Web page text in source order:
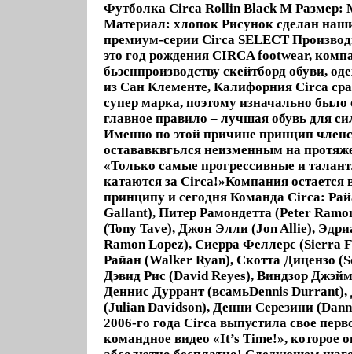
Футболка Circa Rollin Black M Размер:
Материал: хлопок Рисунок сделан
премиум-серии Circa SELECT
это год рождения CIRCA footwear,
бьэснпроизводству скейтборд обуви,
из Сан Клементе, Калифорния Circa
супер марка, поэтому изначально было
главное правило – лучшая обувь для
Именно по этой причине принцип
остававквгьлся неизменным на
«Только самые прогрессивные и
катаются за Circa!»Компания остается
принципу и сегодня Команда Circa:
Gallant), Питер Рамондетта (Peter
(Tony Tave), Джон Элли (Jon Allie),
Ramon Lopez), Сиерра Феллерс (Sierra
Райан (Walker Ryan), Скотта Дицензо
Дэвид Рис (David Reyes), Виндзор
Деннис Дуррант (всамьDennis
(Julian Davidson), Денни Серезини
2006-го года Circa выпустила свое
командное видео «It’s Time!», которое